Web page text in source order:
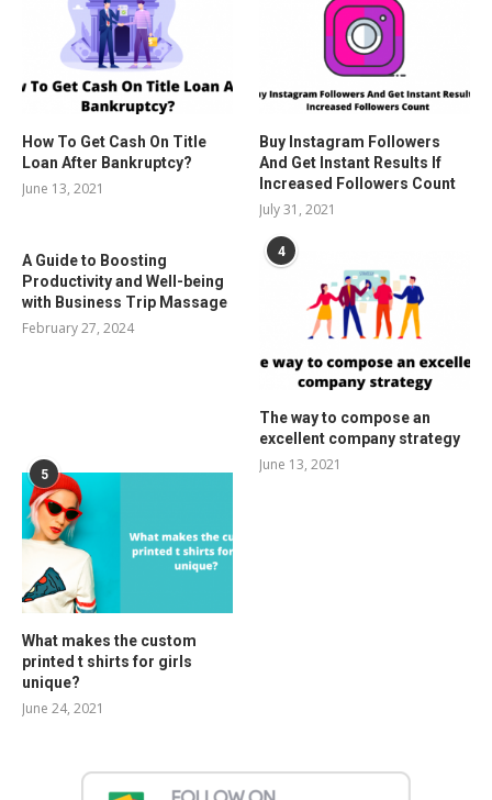
How To Get Cash On Title
Loan After Bankruptcy?
June 13, 2021
Buy Instagram Followers
And Get Instant Results If
Increased Followers Count
July 31, 2021
A Guide to Boosting
Productivity and Well-being
with Business Trip Massage
February 27, 2024
4
The way to compose an
excellent company strategy
June 13, 2021
5
What makes the custom
printed t shirts for girls
unique?
June 24, 2021